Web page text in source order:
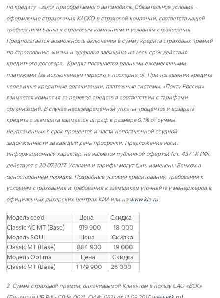
по кредиту - залог приобретаемого автомобиля. Обязательное условие –
оформление страхования КАСКО в страховой компании, соответствующей
требованиям Банка к страховым компаниям и условиям страхования.
Предполагается возможность включения в сумму кредита страховых премий
по страхованию жизни и здоровья заемщика на весь срок действия
кредитного договора. Кредит погашается равными ежемесячными
платежами (за исключением первого и последнего). При погашении кредита
через иные кредитные организации, платежные системы, «Почту России»
взимается комиссия за перевод средств в соответствии с тарифами
организаций. В случае несвоевременной уплаты процентов и возврата
кредита с заемщика взимается штраф в размере 0,1% от суммы
неуплаченных в срок процентов и части непогашенной ссудной
задолженности за каждый день просрочки. Предложение носит
информационный характер, не является публичной офертой (ст. 437 ГК РФ),
действует с 20.07.2017. Условия и тарифы могут быть изменены Банком в
одностороннем порядке. Подробные условия кредитования, требования к
условиям страхования и требования к заемщикам уточняйте у менеджеров в
официальных дилерских центрах КИА или на www.kia.ru
Модель cee'd Цена
Скидка
Classic AC MT (Base)
919 900
18 000
Модель SOUL
Цена
Скидка
Classic MT (Base)
884 900
19 000
Модель Optima
Цена
Скидка
Classic MT (Base)
1 179 900 26 000
2 Сумма страховой премии, оплачиваемой Клиентом в пользу САО «ВСК»